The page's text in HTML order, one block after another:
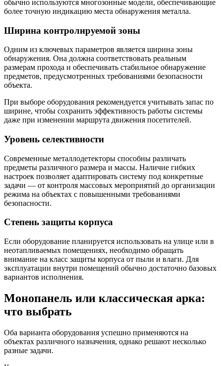
обычно используются многозонные модели, обеспечивающие
более точную индикацию места обнаружения металла.
Ширина контролируемой зоны
Одним из ключевых параметров является ширина зоны
обнаружения. Она должна соответствовать реальным
размерам прохода и обеспечивать стабильное обнаружение
предметов, предусмотренных требованиями безопасности
объекта.
При выборе оборудования рекомендуется учитывать запас по
ширине, чтобы сохранить эффективность работы системы
даже при изменении маршрута движения посетителей.
Уровень селективности
Современные металлодетекторы способны различать
предметы различного размера и массы. Наличие гибких
настроек позволяет адаптировать систему под конкретные
задачи — от контроля массовых мероприятий до организации
режима на объектах с повышенными требованиями
безопасности.
Степень защиты корпуса
Если оборудование планируется использовать на улице или в
неотапливаемых помещениях, необходимо обращать
внимание на класс защиты корпуса от пыли и влаги. Для
эксплуатации внутри помещений обычно достаточно базовых
вариантов исполнения.
Монопанель или классическая арка:
что выбрать
Оба варианта оборудования успешно применяются на
объектах различного назначения, однако решают несколько
разные задачи.